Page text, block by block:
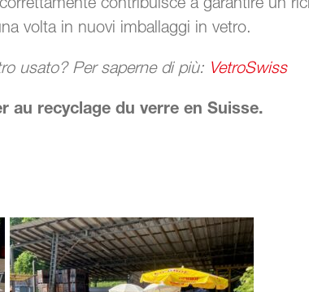
volta in nuovi imballaggi in vetro.
usato? Per saperne di più: VetroSwiss
au recyclage du verre en Suisse.